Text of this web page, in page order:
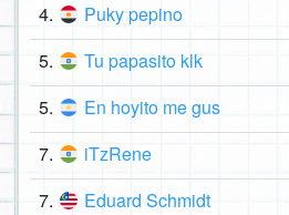
4. Puky pepino
5. Tu papasito klk
5. En hoyito me gus
7. iTzRene
7. Eduard Schmidt